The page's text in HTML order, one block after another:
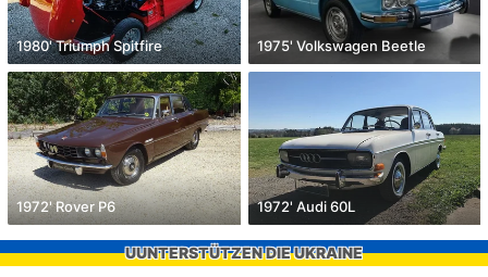
1980' Triumph Spitfire 1975' Volkswagen Beetle
1972' Rover P6 1972' Audi 60L
UUNTERSTÜTZEN DIE UKRAINE